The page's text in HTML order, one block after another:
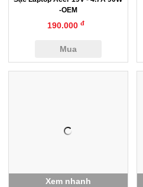
-OEM
190.000đ
Mua
Xem nhanh